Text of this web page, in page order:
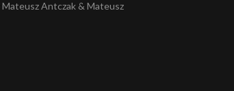
Mateusz Antczak & Mateusz